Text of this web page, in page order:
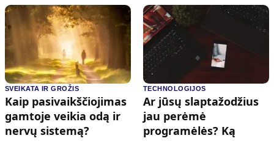
SVEIKATA IR GROŽIS
Kaip pasivaikščiojimas
gamtoje veikia odą ir
nervų sistemą?
TECHNOLOGIJOS
Ar jūsų slaptažodžius
jau perėmė
programėlės? Ką